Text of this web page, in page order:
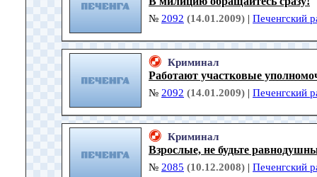
№ 2092 (14.01.2009) | Печенгский
Криминал
Работают участковые
№ 2092 (14.01.2009) | Печенгский
Криминал
Взрослые, не будьте
№ 2085 (10.12.2008) | Печенгский